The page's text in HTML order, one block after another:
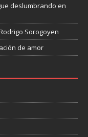
deslumbrando en
Sorogoyen
de amor